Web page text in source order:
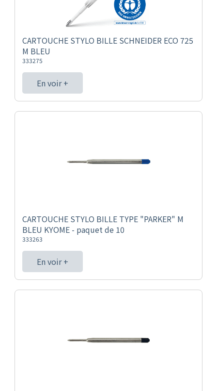
CARTOUCHE STYLO BILLE SCHNEIDER ECO 725
M BLEU
333275
En voir +
CARTOUCHE STYLO BILLE TYPE "PARKER" M
BLEU KYOME - paquet de 10
333263
En voir +